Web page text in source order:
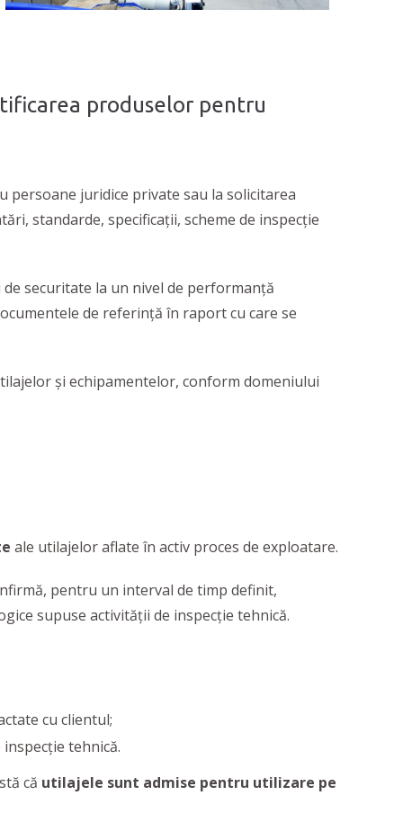
produselor pentru
persoane juridice private sau la solicitarea
standarde, specificații, scheme de inspecție
securitate la un nivel de performanţă
de referință în raport cu care se
și echipamentelor, conform domeniului
ale utilajelor aflate în activ proces de exploatare.
pentru un interval de timp definit,
supuse activității de inspecție tehnică.
cu clientul;
tehnică.
că utilajele sunt admise pentru utilizare pe